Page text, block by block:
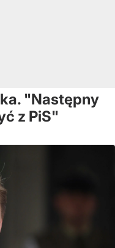
"Następny
z PiS"